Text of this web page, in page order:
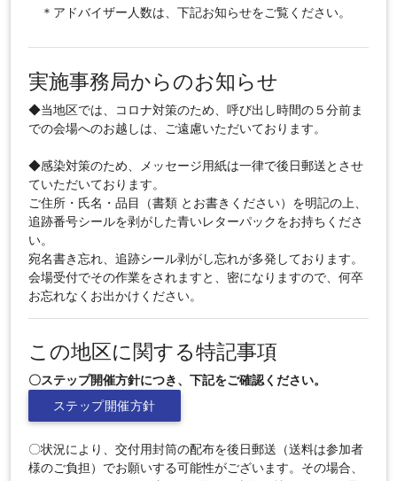
＊アドバイザー人数は、下記お知らせをご覧ください。
実施事務局からのお知らせ
◆当地区では、コロナ対策のため、呼び出し時間の５分前ま
での会場へのお越しは、ご遠慮いただいております。
◆感染対策のため、メッセージ用紙は一律で後日郵送とさせ
ていただいております。
ご住所・氏名・品目（書類 とお書きください）を明記の上、
追跡番号シールを剥がした青いレターパックをお持ちくださ
い。
宛名書き忘れ、追跡シール剥がし忘れが多発しております。
会場受付でその作業をされますと、密になりますので、何卒
お忘れなくお出かけください。
この地区に関する特記事項
〇ステップ開催方針につき、下記をご確認ください。
ステップ開催方針
〇状況により、交付用封筒の配布を後日郵送（送料は参加者
様のご負担）でお願いする可能性がございます。その場合、